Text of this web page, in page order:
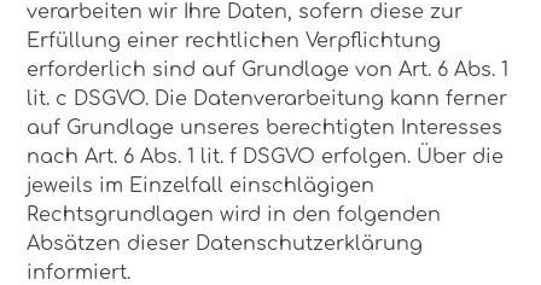
verarbeiten wir Ihre Daten, sofern diese zur
Erfüllung einer rechtlichen Verpflichtung
erforderlich sind auf Grundlage von Art. 6 Abs. 1
lit. c DSGVO. Die Datenverarbeitung kann ferner
auf Grundlage unseres berechtigten Interesses
nach Art. 6 Abs. 1 lit. f DSGVO erfolgen. Über die
jeweils im Einzelfall einschlägigen
Rechtsgrundlagen wird in den folgenden
Absätzen dieser Datenschutzerklärung
informiert.